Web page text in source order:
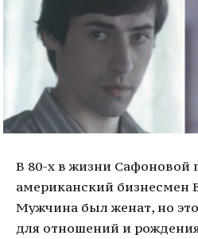
В 80-х в жизни Сафоновой
американский бизнесмен
Мужчина был женат, но
для отношений и